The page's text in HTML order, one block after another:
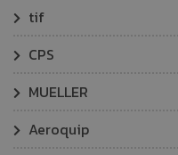
tif
CPS
MUELLER
Aeroquip